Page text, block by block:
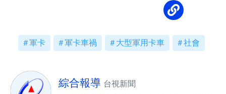
軍卡 軍卡車禍 大型軍用卡車 社會
綜合報導 台視新聞